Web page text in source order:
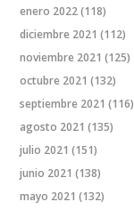
enero 2022(118)
diciembre 2021 (112)
noviembre 2021 (125)
octubre 2021 (132)
septiembre 2021 (116)
agosto 2021 (135)
julio 2021 (151)
junio 2021 (138)
mayo 2021 (132)